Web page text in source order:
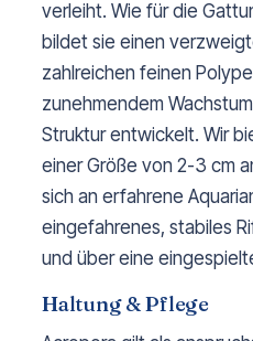
verleiht. Wie für die
bildet sie einen
zahlreichen feinen
zunehmendem
Struktur entwickelt. Wir
einer Größe von 2-3 cm
sich an erfahrene
eingefahrenes, stabiles
und über eine
Haltung & Pflege